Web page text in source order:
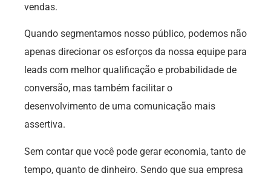
vendas.
Quando segmentamos nosso público, podemos não
apenas direcionar os esforços da nossa equipe para
leads com melhor qualificação e probabilidade de
conversão, mas também facilitar o
desenvolvimento de uma comunicação mais
assertiva.
Sem contar que você pode gerar economia, tanto de
tempo, quanto de dinheiro. Sendo que sua empresa